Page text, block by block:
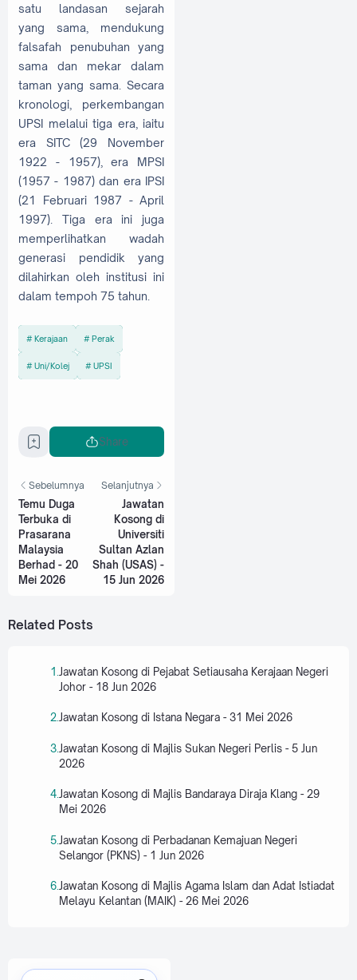
satu landasan sejarah
yang sama, mendukung
falsafah penubuhan yang
sama dan mekar dalam
taman yang sama. Secara
kronologi, perkembangan
UPSI melalui tiga era, iaitu
era SITC (29 November
1922 - 1957), era MPSI
(1957 - 1987) dan era IPSI
(21 Februari 1987 - April
1997). Tiga era ini juga
memperlihatkan wadah
generasi pendidik yang
dilahirkan oleh institusi ini
dalam tempoh 75 tahun.
Kerajaan Perak
Uni/Kolej UPSI
Share
Sebelumnya
Temu Duga
Terbuka di
Prasarana
Malaysia
Berhad - 20
Mei 2026
Selanjutnya
Jawatan
Kosong di
Universiti
Sultan Azlan
Shah (USAS) -
15 Jun 2026
Related Posts
Jawatan Kosong di Pejabat Setiausaha Kerajaan Negeri
Johor - 18 Jun 2026
Jawatan Kosong di Istana Negara - 31 Mei 2026
Jawatan Kosong di Majlis Sukan Negeri Perlis - 5 Jun
2026
Jawatan Kosong di Majlis Bandaraya Diraja Klang - 29
Mei 2026
Jawatan Kosong di Perbadanan Kemajuan Negeri
Selangor (PKNS) - 1 Jun 2026
Jawatan Kosong di Majlis Agama Islam dan Adat Istiadat
Melayu Kelantan (MAIK) - 26 Mei 2026